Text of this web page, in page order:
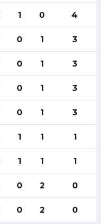
1 0 4
0 1 3
0 1 3
0 1 3
0 1 3
1 1 1
1 1 1
0 2 0
0 2 0